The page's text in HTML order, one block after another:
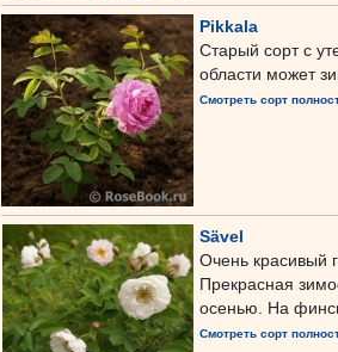
Pikkala
Старый сорт с
области может
Смотреть сорт
Sävel
Очень красивый
Прекрасная
осенью. На
Смотреть сорт